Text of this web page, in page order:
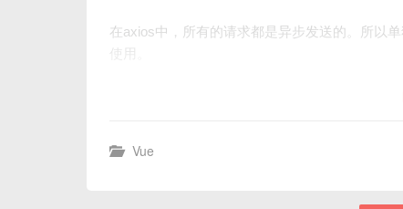
在axios中，所有的请求都是异步发送的。所以
Vue